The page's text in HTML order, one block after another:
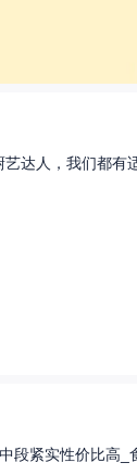
达人，我们都
段紧实性价比高_